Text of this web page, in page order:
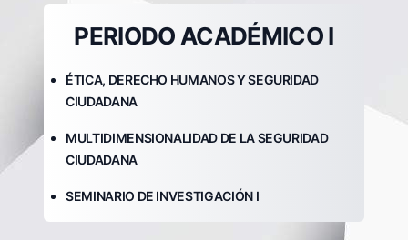
PERIODO ACADÉMICO I
ÉTICA, DERECHO HUMANOS Y SEGURIDAD
CIUDADANA
MULTIDIMENSIONALIDAD DE LA SEGURIDAD
CIUDADANA
SEMINARIO DE INVESTIGACIÓN I